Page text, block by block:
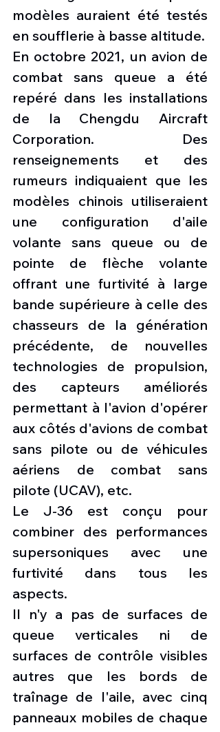
modèles auraient été testés
en soufflerie à basse altitude.
En octobre 2021, un avion de
combat sans queue a été
repéré dans les installations
de la Chengdu Aircraft
Corporation. Des
renseignements et des
rumeurs indiquaient que les
modèles chinois utiliseraient
une configuration d'aile
volante sans queue ou de
pointe de flèche volante
offrant une furtivité à large
bande supérieure à celle des
chasseurs de la génération
précédente, de nouvelles
technologies de propulsion,
des capteurs améliorés
permettant à l'avion d'opérer
aux côtés d'avions de combat
sans pilote ou de véhicules
aériens de combat sans
pilote (UCAV), etc.
Le J-36 est conçu pour
combiner des performances
supersoniques avec une
furtivité dans tous les
aspects.
Il n'y a pas de surfaces de
queue verticales ni de
surfaces de contrôle visibles
autres que les bords de
traînage de l'aile, avec cinq
panneaux mobiles de chaque